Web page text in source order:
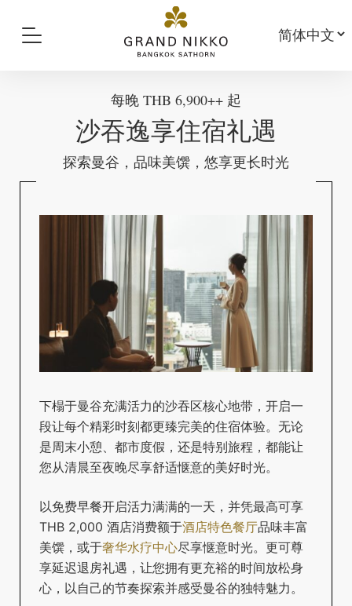
每晚 THB 6,900++ 起
沙吞逸享住宿礼遇
探索曼谷，品味美馔，悠享更长时光
下榻于曼谷充满活力的沙吞区核心地带，开启一
段让每个精彩时刻都更臻完美的住宿体验。无论
是周末小憩、都市度假，还是特别旅程，都能让
您从清晨至夜晚尽享舒适惬意的美好时光。
以免费早餐开启活力满满的一天，并凭最高可享
THB 2,000 酒店消费额于酒店特色餐厅品味丰富
美馔，或于奢华水疗中心尽享惬意时光。更可尊
享延迟退房礼遇，让您拥有更充裕的时间放松身
心，以自己的节奏探索并感受曼谷的独特魅力。